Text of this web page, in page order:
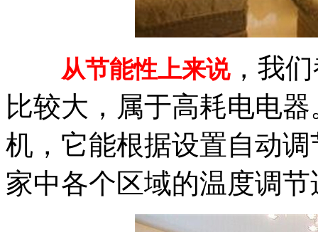
从节能性上来说，我
比较大，属于高耗电电
机，它能根据设置自动
家中各个区域的温度调